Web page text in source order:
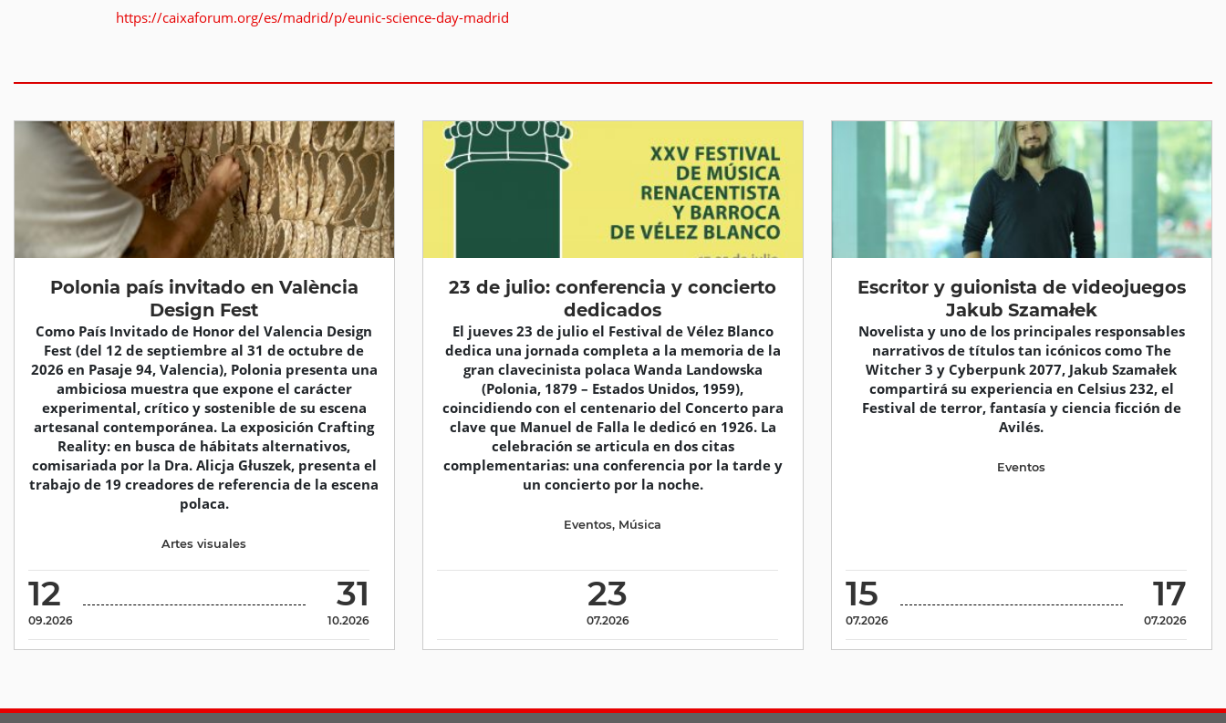
https://caixaforum.org/es/madrid/p/eunic-science-day-madrid
Polonia país invitado en València
Design Fest
Como País Invitado de Honor del Valencia Design
Fest (del 12 de septiembre al 31 de octubre de
2026 en Pasaje 94, Valencia), Polonia presenta una
ambiciosa muestra que expone el carácter
experimental, crítico y sostenible de su escena
artesanal contemporánea. La exposición Crafting
Reality: en busca de hábitats alternativos,
comisariada por la Dra. Alicja Głuszek, presenta el
trabajo de 19 creadores de referencia de la escena
polaca.
12
09.2026
31
10.2026
Artes visuales
23 de julio: conferencia y concierto
dedicados
El jueves 23 de julio el Festival de Vélez Blanco
dedica una jornada completa a la memoria de la
gran clavecinista polaca Wanda Landowska
(Polonia, 1879 – Estados Unidos, 1959),
coincidiendo con el centenario del Concerto para
clave que Manuel de Falla le dedicó en 1926. La
celebración se articula en dos citas
complementarias: una conferencia por la tarde y
un concierto por la noche.
23
07.2026
Eventos, Música
Escritor y guionista de videojuegos
Jakub Szamałek
Novelista y uno de los principales responsables
narrativos de títulos tan icónicos como The
Witcher 3 y Cyberpunk 2077, Jakub Szamałek
compartirá su experiencia en Celsius 232, el
Festival de terror, fantasía y ciencia ficción de
Avilés.
15
07.2026
17
07.2026
Eventos